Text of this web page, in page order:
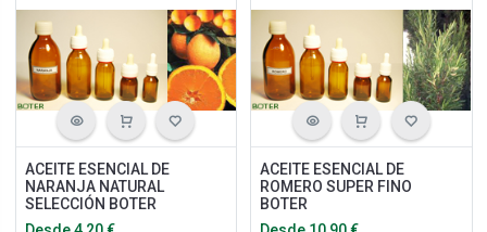
ACEITE ESENCIAL DE
NARANJA NATURAL
SELECCIÓN BOTER
ACEITE ESENCIAL DE
ROMERO SUPER FINO
BOTER